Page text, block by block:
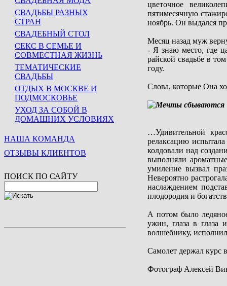
СВАДЬБЫ РАЗНЫХ
СТРАН
СВАДЕБНЫЙ СТОЛ
СЕКС В СЕМЬЕ И
СОВМЕСТНАЯ ЖИЗНЬ
ТЕМАТИЧЕСКИЕ
СВАДЬБЫ
ОТДЫХ В МОСКВЕ И
ПОДМОСКОВЬЕ
УХОД ЗА СОБОЙ В
ДОМАШНИХ УСЛОВИЯХ
НАША КОМАНДА
ОТЗЫВЫ КЛИЕНТОВ
ПОИСК ПО САЙТУ
цветочное
пятимесячную
ноябрь. Он выдался
Месяц назад муж
- Я знаю место, где
райской свадьбе в
году.
Слова, которые Она
…Удивительной
релаксацию
колдовали над
выполняли
умиление вызвал
Невероятно
наслаждением
плодородия и
А потом было
ужин, глаза в глаза
волшебнику,
Самолет держал курс
Фотограф Алексей